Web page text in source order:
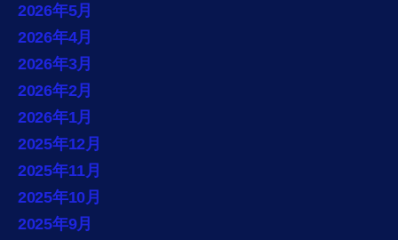
2026年5月
2026年4月
2026年3月
2026年2月
2026年1月
2025年12月
2025年11月
2025年10月
2025年9月